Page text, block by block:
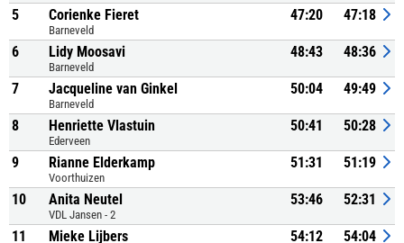
5 Corienke Fieret
Barneveld
47:20 47:18
6 Lidy Moosavi
Barneveld
48:43 48:36
7 Jacqueline van Ginkel
Barneveld
50:04 49:49
8 Henriette Vlastuin
Ederveen
50:41 50:28
9 Rianne Elderkamp
Voorthuizen
51:31 51:19
10 Anita Neutel
VDL Jansen - 2
53:46 52:31
11 Mieke Lijbers 54:12 54:04